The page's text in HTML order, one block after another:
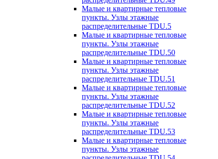
Малые и квартирные тепловые
пункты. Узлы этажные
распределительные TDU.5
Малые и квартирные тепловые
пункты. Узлы этажные
распределительные TDU.50
Малые и квартирные тепловые
пункты. Узлы этажные
распределительные TDU.51
Малые и квартирные тепловые
пункты. Узлы этажные
распределительные TDU.52
Малые и квартирные тепловые
пункты. Узлы этажные
распределительные TDU.53
Малые и квартирные тепловые
пункты. Узлы этажные